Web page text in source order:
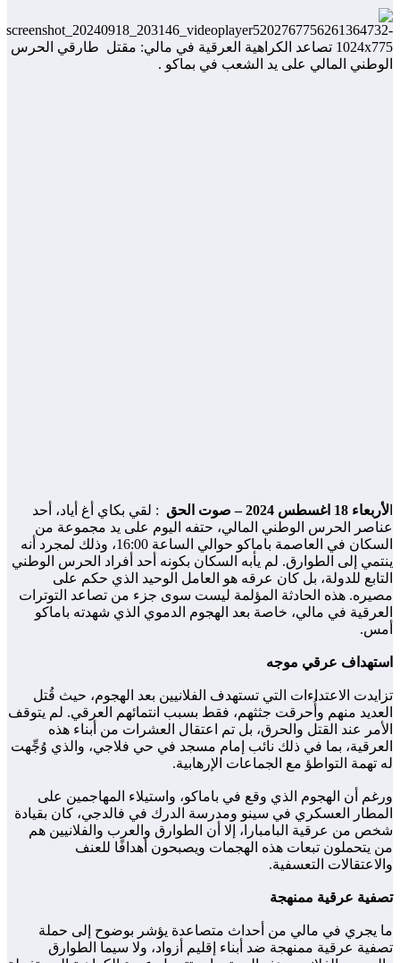
لأربعاء 18 اغسطس 2024 – صوت الحق
: لقي بكاي أغ أياد، أحد
عناصر الحرس الوطني المالي، حتفه اليوم على يد مجموعة من
السكان في العاصمة باماكو حوالي الساعة 16:00، وذلك لمجرد أنه
ينتمي إلى الطوارق. لم يأبه السكان بكونه أحد أفراد الحرس الوطني
التابع للدولة، بل كان عرقه هو العامل الوحيد الذي حكم على
مصيره. هذه الحادثة المؤلمة ليست سوى جزء من تصاعد التوترات
العرقية في مالي، خاصة بعد الهجوم الدموي الذي شهدته باماكو
أمس.
استهداف عرقي موجه
تزايدت الاعتداءات التي تستهدف الفلانيين بعد الهجوم، حيث قُتل
العديد منهم وأُحرقت جثثهم، فقط بسبب انتمائهم العرقي. لم يتوقف
الأمر عند القتل والحرق، بل تم اعتقال العشرات من أبناء هذه
العرقية، بما في ذلك نائب إمام مسجد في حي فلاجي، والذي وُجِّهت
له تهمة التواطؤ مع الجماعات الإرهابية.
ورغم أن الهجوم الذي وقع في باماكو، واستيلاء المهاجمين على
المطار العسكري في سينو ومدرسة الدرك في فالدجي، كان بقيادة
شخص من عرقية البامبارا، إلا أن الطوارق والعرب والفلانيين هم
من يتحملون تبعات هذه الهجمات ويصبحون أهدافًا للعنف
والاعتقالات التعسفية.
تصفية عرقية ممنهجة
ما يجري في مالي من أحداث متصاعدة يؤشر بوضوح إلى حملة
تصفية عرقية ممنهجة ضد أبناء إقليم أزواد، ولا سيما الطوارق